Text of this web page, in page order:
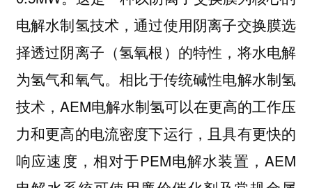
电解水制氢技术，通过使用阴离子交换膜选
择透过阴离子（氢氧根）的特性，将水电解
为氢气和氧气。相比于传统碱性电解水制氢
技术，AEM电解水制氢可以在更高的工作压
力和更高的电流密度下运行，且具有更快的
响应速度，相对于PEM电解水装置，AEM